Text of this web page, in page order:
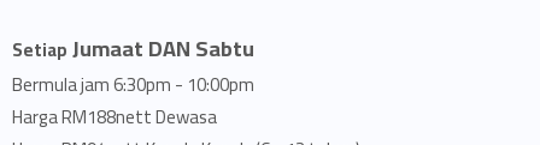
SetiapJumaat DAN Sabtu
Bermula jam 6:30pm - 10:00pm
Harga RM188nett Dewasa